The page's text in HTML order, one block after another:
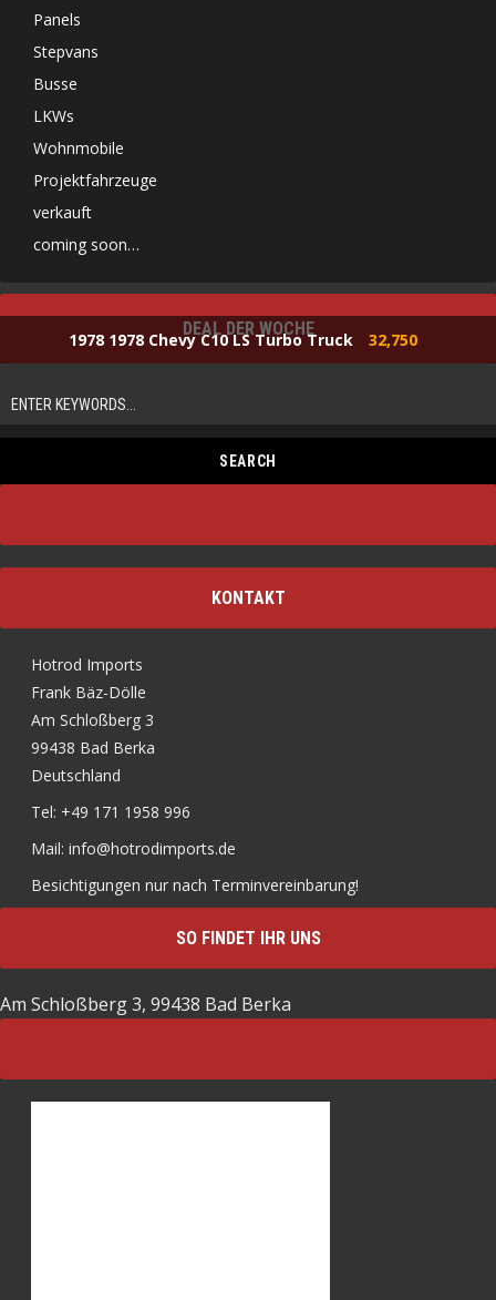
Panels
Stepvans
Busse
LKWs
Wohnmobile
Projektfahrzeuge
verkauft
coming soon…
DEAL DER WOCHE
1978 1978 Chevy C10 LS Turbo Truck 32,750
KONTAKT
Hotrod Imports
Frank Bäz-Dölle
Am Schloßberg 3
99438 Bad Berka
Deutschland
Tel: +49 171 1958 996
Mail: info@hotrodimports.de
Besichtigungen nur nach Terminvereinbarung!
SO FINDET IHR UNS
Am Schloßberg 3, 99438 Bad Berka